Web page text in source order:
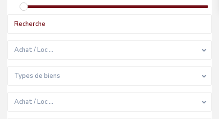
Achat / Loc …
Types de biens
Achat / Loc …